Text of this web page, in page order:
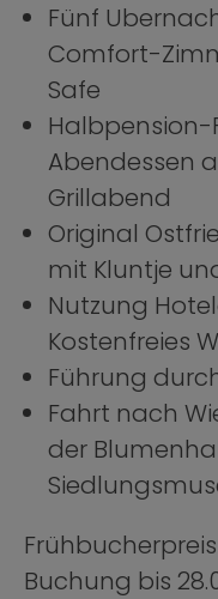
Fünf
Comfort-
Safe
Halbpension-
Abendessen
Grillabend
Original
mit Kluntje
Nutzung
Kostenfreies
Führung
Fahrt nach
der
Buchung bis